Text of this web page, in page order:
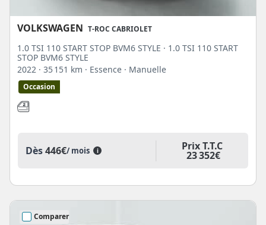
VOLKSWAGEN T-ROC CABRIOLET
1.0 TSI 110 START STOP BVM6 STYLE · 1.0 TSI 110 START
STOP BVM6 STYLE
2022 · 35 151 km · Essence · Manuelle
Occasion
Dès446€/ mois i Prix T.T.C
23 352€
Comparer